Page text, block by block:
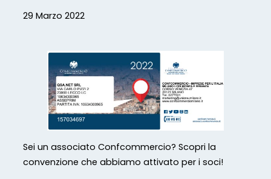
29 Marzo 2022
Sei un associato Confcommercio? Scopri la
convenzione che abbiamo attivato per i soci!